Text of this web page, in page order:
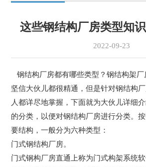
这些钢结构厂房类型知
2022-09-23
钢结构厂房都有哪些类型？钢结构架
坚信大伙儿都很精通，但是针对钢结构
人都详尽地掌握，下面就为大伙儿详细
的分类，以便对钢结构厂房进行分类。
要结构，一般分为六种类型：
门式钢结构厂房。
门式钢构厂房直通上称为门式构架系统